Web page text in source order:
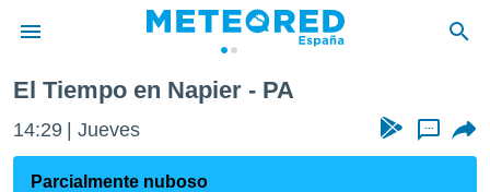
de
por
El Tiempo en Napier - PA
14:29 Jueves ...
Parcialmente nuboso